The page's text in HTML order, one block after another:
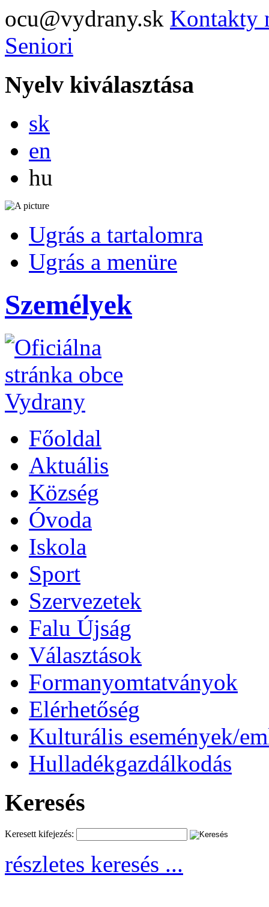
ocu@vydrany.sk Kontakty
Seniori
Nyelv kiválasztása
sk
en
hu
Ugrás a tartalomra
Ugrás a menüre
Személyek
Főoldal
Aktuális
Község
Óvoda
Iskola
Sport
Szervezetek
Falu Újság
Választások
Formanyomtatványok
Elérhetőség
Kulturális események/
Hulladékgazdálkodás
Keresés
Keresett kifejezés:
részletes keresés ...